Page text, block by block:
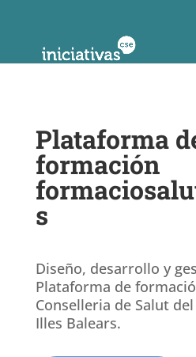
Plataforma
formación
s
Diseño, desarrollo y
Plataforma de
Conselleria de Salut
Illes Balears.